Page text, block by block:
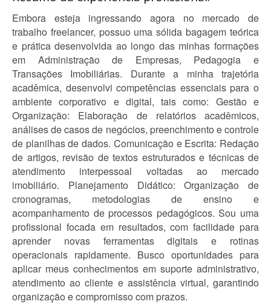
Embora esteja ingressando agora no mercado de
trabalho freelancer, possuo uma sólida bagagem teórica
e prática desenvolvida ao longo das minhas formações
em Administração de Empresas, Pedagogia e
Transações Imobiliárias. Durante a minha trajetória
acadêmica, desenvolvi competências essenciais para o
ambiente corporativo e digital, tais como: Gestão e
Organização: Elaboração de relatórios acadêmicos,
análises de casos de negócios, preenchimento e controle
de planilhas de dados. Comunicação e Escrita: Redação
de artigos, revisão de textos estruturados e técnicas de
atendimento interpessoal voltadas ao mercado
imobiliário. Planejamento Didático: Organização de
cronogramas, metodologias de ensino e
acompanhamento de processos pedagógicos. Sou uma
profissional focada em resultados, com facilidade para
aprender novas ferramentas digitais e rotinas
operacionais rapidamente. Busco oportunidades para
aplicar meus conhecimentos em suporte administrativo,
atendimento ao cliente e assistência virtual, garantindo
organização e compromisso com prazos.